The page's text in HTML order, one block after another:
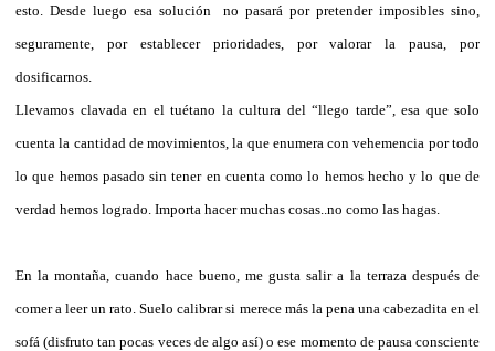
esto. Desde luego esa solución
no pasará por pretender imposibles sino,
seguramente, por establecer prioridades, por valorar la pausa, por
dosificarnos.
Llevamos clavada en el tuétano la cultura del “llego tarde”, esa que solo
cuenta la cantidad de movimientos, la que enumera con vehemencia por todo
lo que hemos pasado sin tener en cuenta como lo hemos hecho y lo que de
verdad hemos logrado. Importa hacer muchas cosas..no como las hagas.
En la montaña, cuando hace bueno, me gusta salir a la terraza después de
comer a leer un rato. Suelo calibrar si merece más la pena una cabezadita en el
sofá (disfruto tan pocas veces de algo así) o ese momento de pausa consciente